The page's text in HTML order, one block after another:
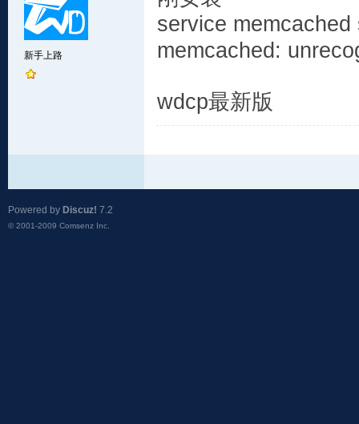
新手上路
service memcached
memcached:
wdcp最新版
Powered by Discuz! 7.2
© 2001-2009 Comsenz Inc.